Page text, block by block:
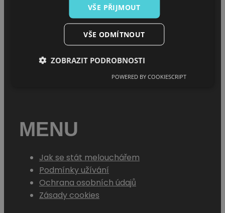
MENU
O projektu
MENU
Jak se stát melouchářem
Podmínky užívání
Ochrana osobních údajů
Zásady cookies
VŠE PŘIJMOUT
VŠE ODMÍTNOUT
ZOBRAZIT PODROBNOSTI
POWERED BY COOKIESCRIPT